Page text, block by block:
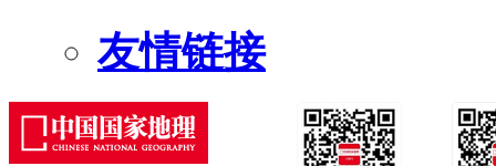
友情链接